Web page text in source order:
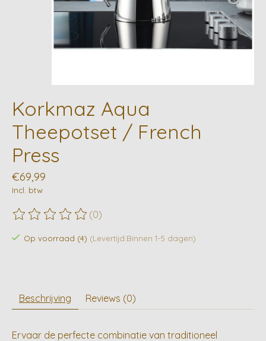
Korkmaz Aqua
Theepotset / French
Press
€69,99
Incl. btw
De beoordeling van dit product is
(0)
Op voorraad (4) (Levertijd:Binnen 1-5 dagen)
Beschrijving Reviews (0)
Ervaar de perfecte combinatie van traditioneel